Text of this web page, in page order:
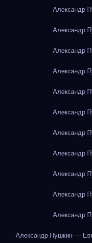
Александр
Александр
Александр
Александр
Александр
Александр
Александр
Александр
Александр
Александр
Александр
Александр Пушкин —